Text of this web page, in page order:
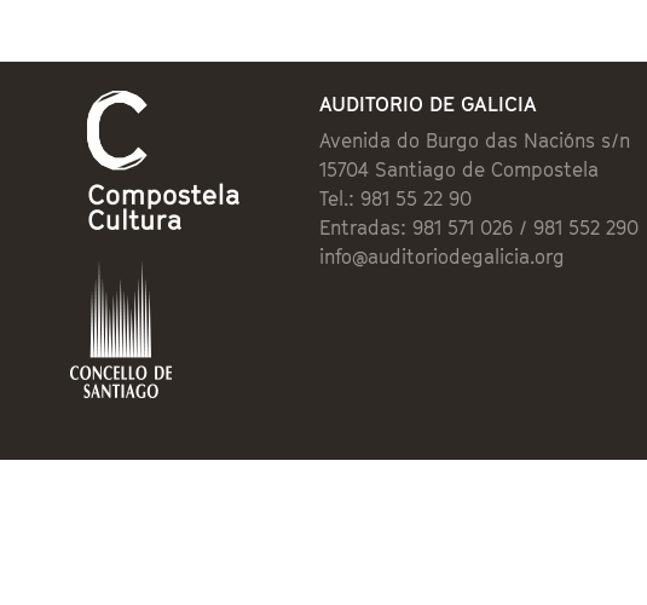
AUDITORIO DE GALICIA
Avenida do Burgo das Nacións s/n
15704 Santiago de Compostela
Tel.: 981 55 22 90
Entradas: 981 571 026 / 981 552 290
info@auditoriodegalicia.org